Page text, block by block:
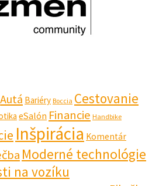
Autá Bariéry Boccia Cestovanie
eSalón Financie Handbike
Inšpirácia Komentár
Moderné technológie
na vozíku